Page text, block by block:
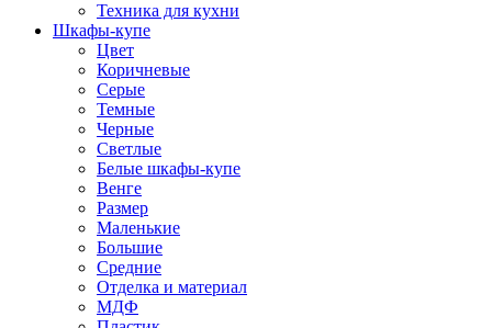
Техника для кухни
Шкафы-купе
Цвет
Коричневые
Серые
Темные
Черные
Светлые
Белые шкафы-купе
Венге
Размер
Маленькие
Большие
Средние
Отделка и материал
МДФ